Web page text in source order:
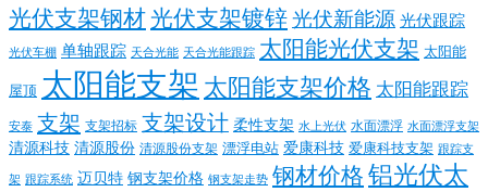
光伏支架钢材光伏支架镀锌光伏新能源 光伏跟踪
光伏车棚 单轴跟踪 天合光能 天合光能跟踪 太阳能光伏支架 太阳能
屋顶 太阳能支架 太阳能支架价格 太阳能跟踪
安泰 支架 支架招标 支架设计 柔性支架 水上光伏 水面漂浮 水面漂浮支架
清源科技 清源股份 清源股份支架 漂浮电站 爱康科技 爱康科技支架 跟踪支
架 跟踪系统 迈贝特 钢支架价格 钢支架走势 钢材价格 铝光伏太